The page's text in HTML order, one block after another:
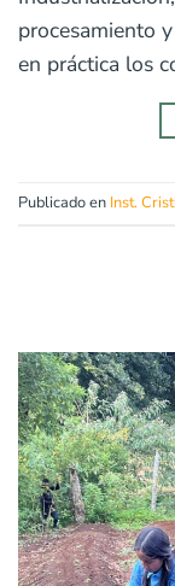
procesamiento
en práctica los
Publicado en Inst.